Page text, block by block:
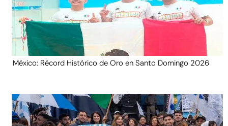
México: Récord Histórico de Oro en Santo Domingo 2026